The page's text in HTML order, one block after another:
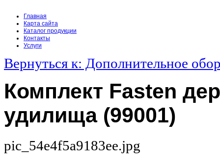
Главная
Карта сайта
Каталог продукции
Контакты
Услуги
Вернуться к: Дополнительное
Комплект Fasten
удилища (99001)
pic_54e4f5a9183ee.jpg